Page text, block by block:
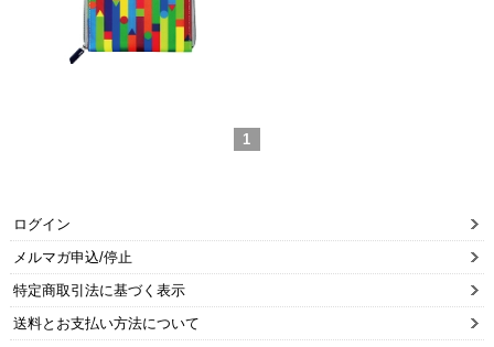
1
ログイン
メルマガ申込/停止
特定商取引法に基づく表示
送料とお支払い方法について